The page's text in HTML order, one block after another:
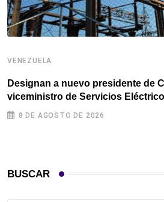
VENEZUELA
Designan a nuevo presidente de
viceministro de Servicios
8 DE AGOSTO DE 2026
BUSCAR